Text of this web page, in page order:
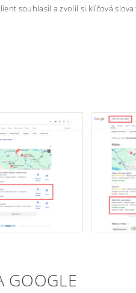
souhlasil a zvolil si klíčová slova:
GOOGLE